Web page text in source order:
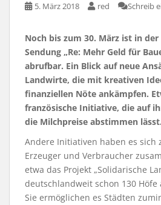
5. März 2018 red Schreib
Noch bis zum 30. März ist in
Sendung „Re: Mehr Geld für
abrufbar. Ein Blick auf neue
Landwirte, die mit kreativen
finanziellen Nöte ankämpfen.
französische Initiative, die auf
die Milchpreise abstimmen lässt.
Andere Initiativen haben es sich
Erzeuger und Verbraucher
etwa das Projekt „Solidarische
deutschlandweit schon 130 Höfe
Sie ermöglichen es Städten